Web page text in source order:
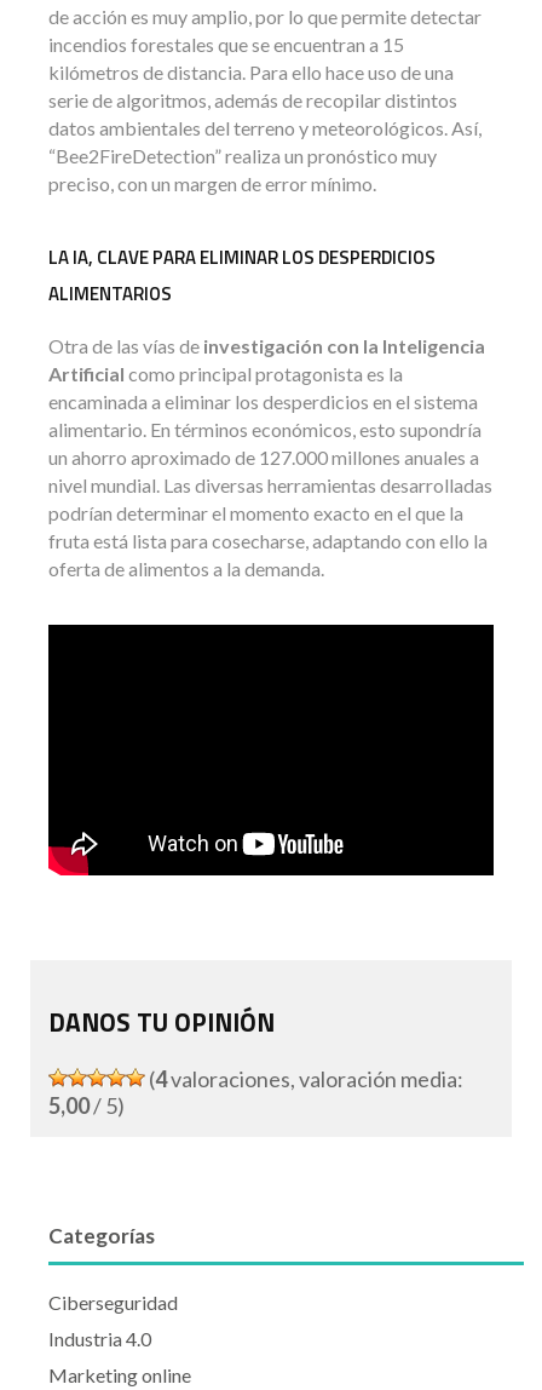
de acción es muy amplio, por lo que permite detectar
incendios forestales que se encuentran a 15
kilómetros de distancia. Para ello hace uso de una
serie de algoritmos, además de recopilar distintos
datos ambientales del terreno y meteorológicos. Así,
“Bee2FireDetection” realiza un pronóstico muy
preciso, con un margen de error mínimo.
LA IA, CLAVE PARA ELIMINAR LOS DESPERDICIOS
ALIMENTARIOS
Otra de las vías de investigación con la Inteligencia
Artificial como principal protagonista es la
encaminada a eliminar los desperdicios en el sistema
alimentario. En términos económicos, esto supondría
un ahorro aproximado de 127.000 millones anuales a
nivel mundial. Las diversas herramientas desarrolladas
podrían determinar el momento exacto en el que la
fruta está lista para cosecharse, adaptando con ello la
oferta de alimentos a la demanda.
DANOS TU OPINIÓN
(4valoraciones, valoración media:
5,00/ 5)
Categorías
Ciberseguridad
Industria 4.0
Marketing online